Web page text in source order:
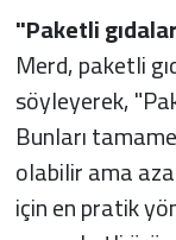
"Paketli
Merd, paketli
söyleyerek,
Bunları
olabilir ama
için en pratik